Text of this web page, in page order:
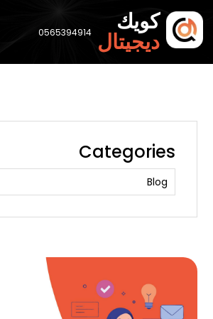
كويك
ديجيتال 0565394914
Categories
Blog